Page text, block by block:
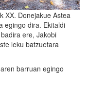
XX. Donejakue Astea
egingo dira. Ekitaldi
ere, Jakobi
leku batzuetara
barruan egingo